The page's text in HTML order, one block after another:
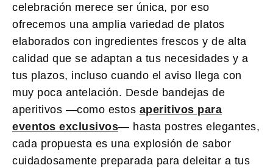
celebración merece ser única, por eso
ofrecemos una amplia variedad de platos
elaborados con ingredientes frescos y de alta
calidad que se adaptan a tus necesidades y a
tus plazos, incluso cuando el aviso llega con
muy poca antelación. Desde bandejas de
aperitivos —como estos aperitivos para
eventos exclusivos— hasta postres elegantes,
cada propuesta es una explosión de sabor
cuidadosamente preparada para deleitar a tus